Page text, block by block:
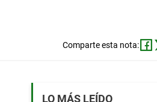
Comparte esta nota:
LO MÁS LEÍDO